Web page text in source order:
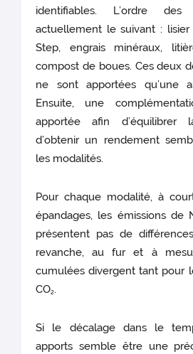
identifiables. L’ordre
actuellement le suivant :
Step, engrais minéraux,
compost de boues. Ces deux
ne sont apportées qu’une
Ensuite, une
apportée afin d’équilibrer
d’obtenir un rendement
les modalités.
Pour chaque modalité, à
épandages, les émissions de
présentent pas de
revanche, au fur et à
cumulées divergent tant pour
CO2.
Si le décalage dans le
apports semble être une